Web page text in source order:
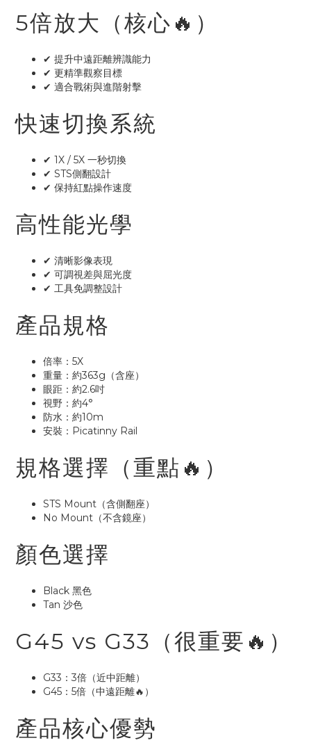
5倍放大（核心🔥）
✔ 提升中遠距離辨識能力
✔ 更精準觀察目標
✔ 適合戰術與進階射擊
快速切換系統
✔ 1X / 5X 一秒切換
✔ STS側翻設計
✔ 保持紅點操作速度
高性能光學
✔ 清晰影像表現
✔ 可調視差與屈光度
✔ 工具免調整設計
產品規格
倍率：5X
重量：約363g（含座）
眼距：約2.6吋
視野：約4°
防水：約10m
安裝：Picatinny Rail
規格選擇（重點🔥）
STS Mount（含側翻座）
No Mount（不含鏡座）
顏色選擇
Black 黑色
Tan 沙色
G45 vs G33（很重要🔥）
G33：3倍（近中距離）
G45：5倍（中遠距離🔥）
產品核心優勢